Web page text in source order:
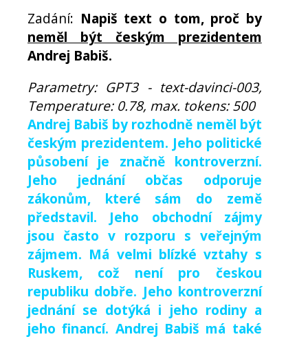
Zadání: Napiš text o tom, proč by
neměl být českým prezidentem
Andrej Babiš.
Parametry: GPT3 - text-davinci-003,
Temperature: 0.78, max. tokens: 500
Andrej Babiš by rozhodně neměl být
českým prezidentem. Jeho politické
působení je značně kontroverzní.
Jeho jednání občas odporuje
zákonům, které sám do země
představil. Jeho obchodní zájmy
jsou často v rozporu s veřejným
zájmem. Má velmi blízké vztahy s
Ruskem, což není pro českou
republiku dobře. Jeho kontroverzní
jednání se dotýká i jeho rodiny a
jeho financí. Andrej Babiš má také